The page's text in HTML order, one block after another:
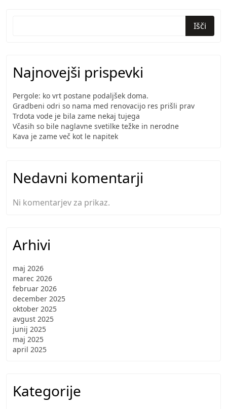
Išči
Najnovejši prispevki
Pergole: ko vrt postane podaljšek doma.
Gradbeni odri so nama med renovacijo res prišli prav
Trdota vode je bila zame nekaj tujega
Včasih so bile naglavne svetilke težke in nerodne
Kava je zame več kot le napitek
Nedavni komentarji
Ni komentarjev za prikaz.
Arhivi
maj 2026
marec 2026
februar 2026
december 2025
oktober 2025
avgust 2025
junij 2025
maj 2025
april 2025
Kategorije